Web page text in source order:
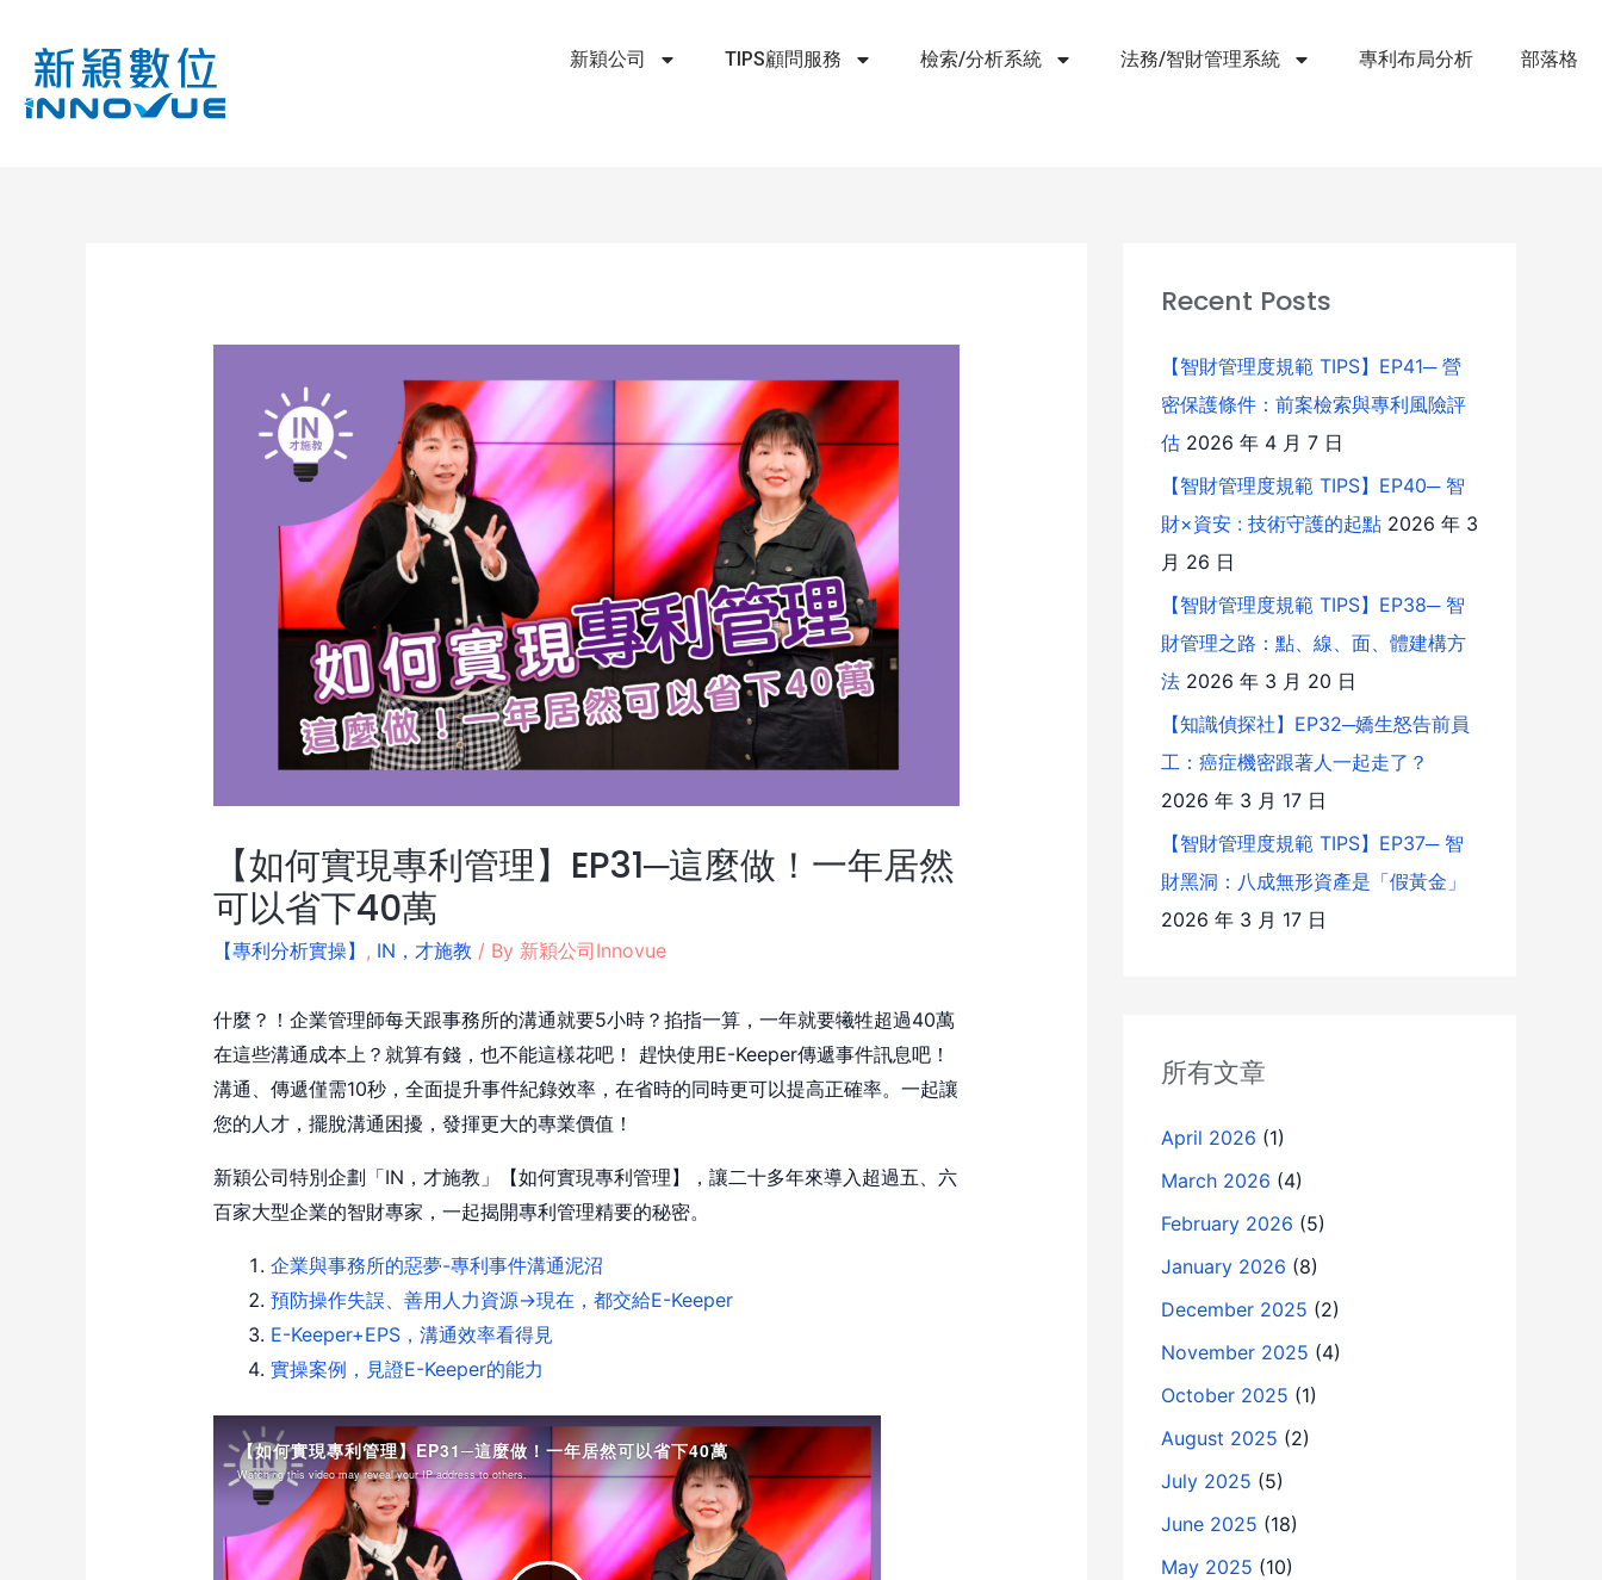
新穎公司 TIPS顧問服務 檢索/分析系統 法務/智財管理系統 專利布局分析 部落格
【如何實現專利管理】EP31─這麼做！一年居然
可以省下40萬
【專利分析實操】 , IN，才施教 / By 新穎公司Innovue
什麼？！企業管理師每天跟事務所的溝通就要5小時？掐指一算，一年就要犧牲超過40萬
在這些溝通成本上？就算有錢，也不能這樣花吧！ 趕快使用E-Keeper傳遞事件訊息吧！
溝通、傳遞僅需10秒，全面提升事件紀錄效率，在省時的同時更可以提高正確率。一起讓
您的人才，擺脫溝通困擾，發揮更大的專業價值！
新穎公司特別企劃「IN，才施教」【如何實現專利管理】，讓二十多年來導入超過五、六
百家大型企業的智財專家，一起揭開專利管理精要的秘密。
企業與事務所的惡夢-專利事件溝通泥沼
預防操作失誤 、善用人力資源→現在，都交給E-Keeper
E-Keeper+EPS，溝通效率看得見
實操案例，見證E-Keeper的能力
Recent Posts
【智財管理度規範 TIPS】EP41─ 營
密保護條件：前案檢索與專利風險評
估 2026 年 4 月 7 日
【智財管理度規範 TIPS】EP40─ 智
財×資安 : 技術守護的起點 2026 年 3
月 26 日
【智財管理度規範 TIPS】EP38─ 智
財管理之路：點、線、面、體建構方
法 2026 年 3 月 20 日
【知識偵探社】EP32─嬌生怒告前員
工：癌症機密跟著人一起走了？
2026 年 3 月 17 日
【智財管理度規範 TIPS】EP37─ 智
財黑洞：八成無形資產是「假黃金」
2026 年 3 月 17 日
所有文章
April 2026 (1)
March 2026 (4)
February 2026 (5)
January 2026 (8)
December 2025 (2)
November 2025 (4)
October 2025 (1)
August 2025 (2)
July 2025 (5)
June 2025 (18)
May 2025 (10)